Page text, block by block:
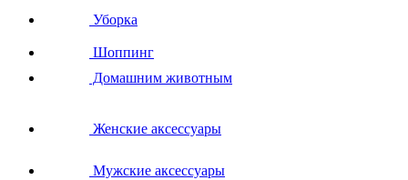
Уборка
Шоппинг
Домашним животным
Женские аксессуары
Мужские аксессуары